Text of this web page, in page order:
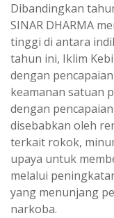
Dibandingkan
SINAR DHARMA
tinggi di antara
tahun ini, Iklim
dengan
keamanan satuan
dengan
disebabkan oleh
terkait rokok,
upaya untuk
melalui
yang menunjang
narkoba.